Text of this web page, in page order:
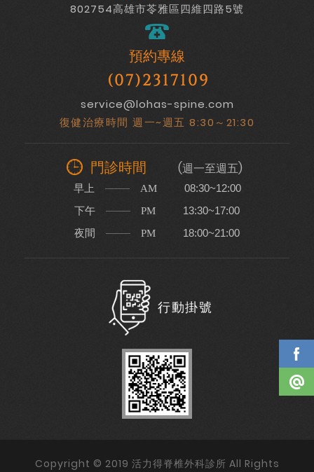
802754高雄市苓雅區四維四路5號
預約專線
(07)2317109
service@lohas-spine.com
復健治療時間 週一~週五 8:30～21:30
門診時間 (週一至週五)
早上 AM 08:30~12:00
下午 PM 13:30~17:00
夜間 PM 18:00~21:00
行動掛號
Copyright © 2019 活力得脊椎外科診所 All Rights